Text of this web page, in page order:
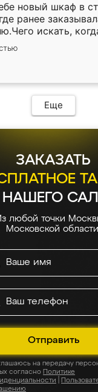
новый шкаф в
ранее
искать,
Служит
нет.
Еще
ЗАКАЗАТЬ
любой точки
Московской
Отправить
на передачу
согласно Политике